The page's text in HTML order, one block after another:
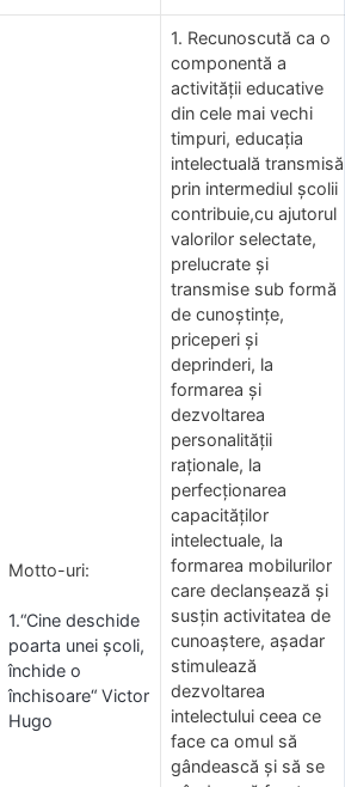
Motto-uri:
1.“Cine deschide
poarta unei școli,
închide o
închisoare“ Victor
Hugo
1. Recunoscută ca o
componentă a
activităţii educative
din cele mai vechi
timpuri, educaţia
intelectuală transmisă
prin intermediul școlii
contribuie,cu ajutorul
valorilor selectate,
prelucrate şi
transmise sub formă
de cunoştinţe,
priceperi şi
deprinderi, la
formarea şi
dezvoltarea
personalităţii
raţionale, la
perfecţionarea
capacităţilor
intelectuale, la
formarea mobilurilor
care declanşează şi
susţin activitatea de
cunoaştere, așadar
stimulează
dezvoltarea
intelectului ceea ce
face ca omul să
gândească și să se